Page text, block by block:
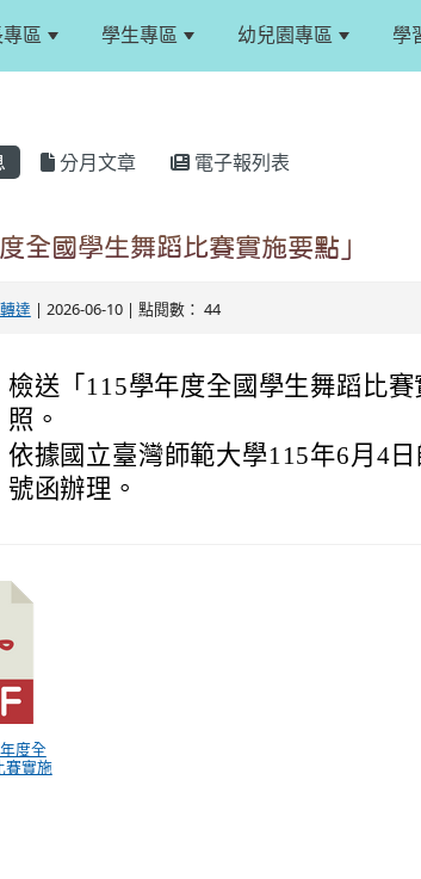
區 學生專區 幼兒園專區 學
分月文章 電子報列表
全國學生舞蹈比賽實施要點」
達 | 2026-06-10 | 點閱數： 44
檢送「115學年度全國學生舞蹈比
照。
依據國立臺灣師範大學115年6月4
號函辦理。
度全
賽實施